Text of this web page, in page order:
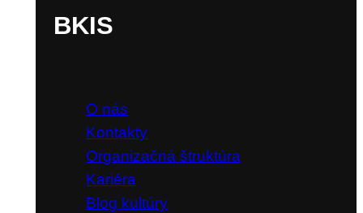
BKIS
O nás
Kontakty
Organizačná štruktúra
Kariéra
Blog kultúry